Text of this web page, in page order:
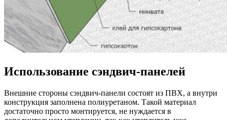
Использование сэндвич-панелей
Внешние стороны сэндвич-панели состоят из ПВХ, а внутри
конструкция заполнена полиуретаном. Такой материал
достаточно просто монтируется, не нуждается в